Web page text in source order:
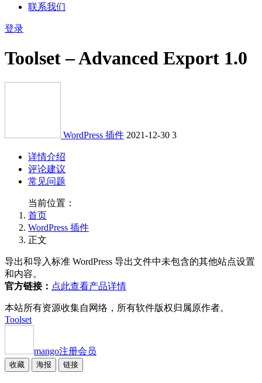
联系我们
登录
Toolset – Advanced Export 1.0
WordPress 插件 2021-12-30 3
详情介绍
评论建议
常见问题
当前位置：
首页
WordPress 插件
正文
导出和导入标准 WordPress 导出文件中未包含的其他站点设置
和内容。
官方链接： 点此查看产品详情
本站所有资源收集自网络，所有软件版权归属原作者。
Toolset
mango注册会员
收藏 海报 链接